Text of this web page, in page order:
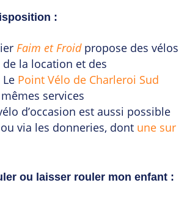
:
Faim et Froidpropose des vélos
de la location et des
Point Vélo de Charleroi Sud
services
d’occasion est aussi possible
via les donneries, dont une sur
ou laisser rouler mon enfant :